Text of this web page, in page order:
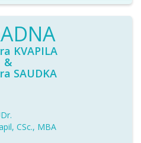
KVAPILA
&
SAUDKA
CSc., MBA